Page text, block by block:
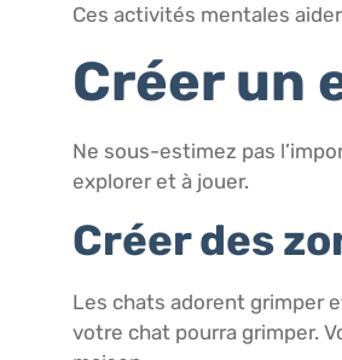
Ces activités mentales
Créer un
Ne sous-estimez pas
explorer et à jouer.
Créer des
Les chats adorent grimper
votre chat pourra grimper.